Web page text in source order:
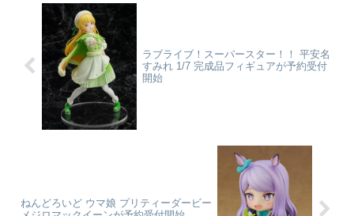
ラブライブ！スーパースター！！ 平安名
すみれ 1/7 完成品フィギュアが予約受付
開始
ねんどろいど ウマ娘 プリティーダービー